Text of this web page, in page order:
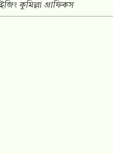
কুমিল্লা গ্রাফিকস